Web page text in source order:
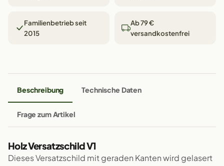
Familienbetrieb seit
2015
Ab 79 €
versandkostenfrei
Beschreibung Technische Daten
Frage zum Artikel
Holz Versatzschild V1
Dieses Versatzschild mit geraden Kanten wird gelasert